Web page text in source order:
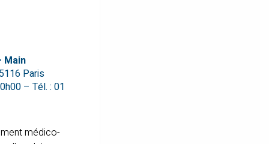
Main
Paris
– Tél. : 01
médico-